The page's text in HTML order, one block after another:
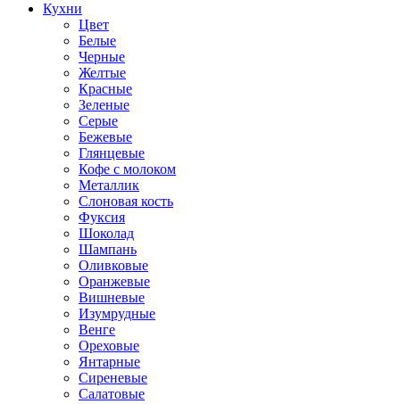
Кухни
Цвет
Белые
Черные
Желтые
Красные
Зеленые
Серые
Бежевые
Глянцевые
Кофе с молоком
Металлик
Слоновая кость
Фуксия
Шоколад
Шампань
Оливковые
Оранжевые
Вишневые
Изумрудные
Венге
Ореховые
Янтарные
Сиреневые
Салатовые